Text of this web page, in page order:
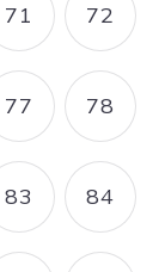
PAGE
71 PAGE
72
PAGE
77 PAGE
78
PAGE
83 PAGE
84